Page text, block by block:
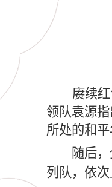
赓续
领队袁源
所处的和
随后
列队，依